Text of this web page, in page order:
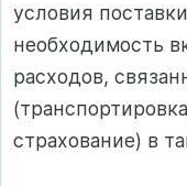
условия
необходимость
расходов,
страхование) в